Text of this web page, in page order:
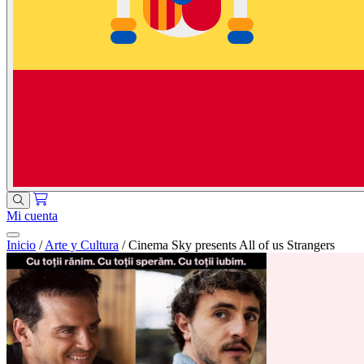
Mi cuenta
Inicio / Arte y Cultura / Cinema Sky presents All of us Strangers